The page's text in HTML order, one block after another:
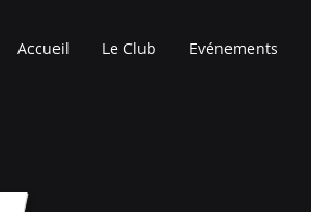
Accueil Le Club Evénements